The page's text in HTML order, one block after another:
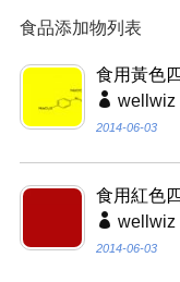
食品添加物列表
食用黃色
wellwiz
2014-06-03
食用紅色
wellwiz
2014-06-03